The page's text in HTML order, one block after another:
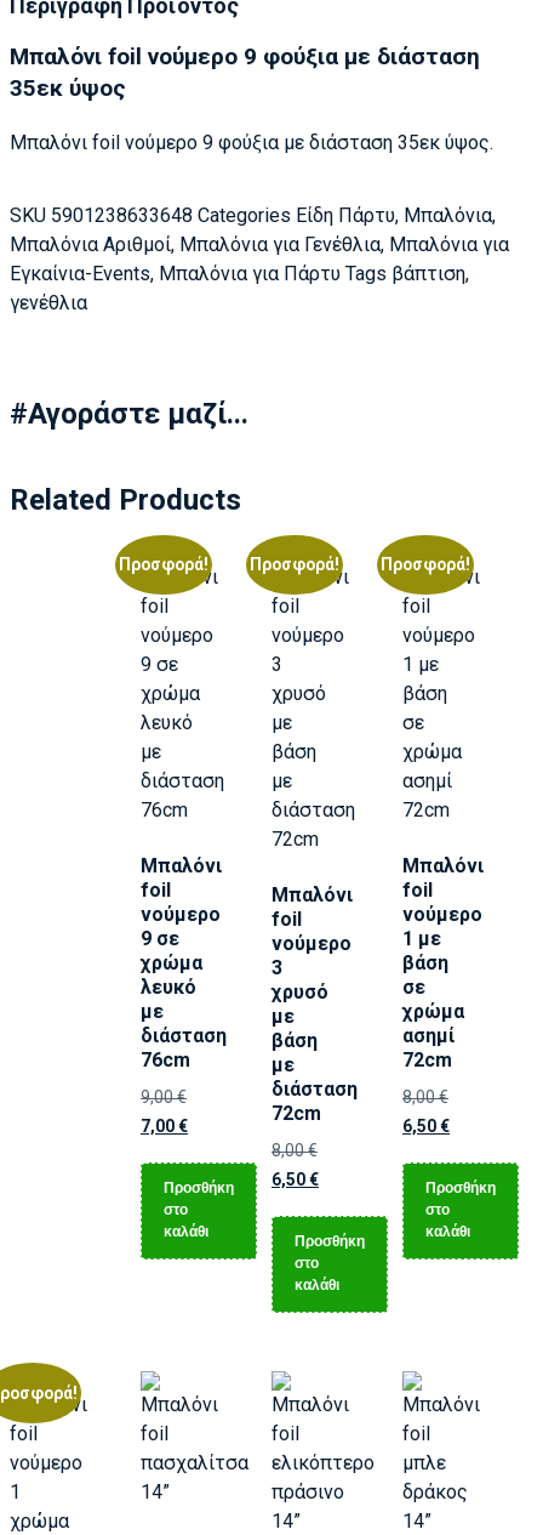
Μπαλόνι foil νούμερο 9 φούξια με διάσταση
35εκ ύψος
Μπαλόνι foil νούμερο 9 φούξια με διάσταση 35εκ ύψος.
SKU 5901238633648 Categories Είδη Πάρτυ, Μπαλόνια,
Μπαλόνια Αριθμοί, Μπαλόνια για Γενέθλια, Μπαλόνια για
Εγκαίνια-Events, Μπαλόνια για Πάρτυ Tags βάπτιση,
γενέθλια
#Αγοράστε μαζί...
Related Products
Προσφορά!
Μπαλόνι
foil
νούμερο
9 σε
χρώμα
λευκό
με
διάσταση
76cm
9,00€
7,00€
Προσθήκη
στο
καλάθι
Προσφορά!
Μπαλόνι
foil
νούμερο
3
χρυσό
με
βάση
με
διάσταση
72cm
8,00€
6,50€
Προσθήκη
στο
καλάθι
Προσφορά!
Μπαλόνι
foil
νούμερο
1 με
βάση
σε
χρώμα
ασημί
72cm
8,00€
6,50€
Προσθήκη
στο
καλάθι